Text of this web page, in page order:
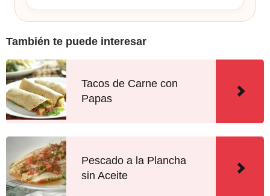
También te puede interesar
Tacos de Carne con
Papas
Pescado a la Plancha
sin Aceite